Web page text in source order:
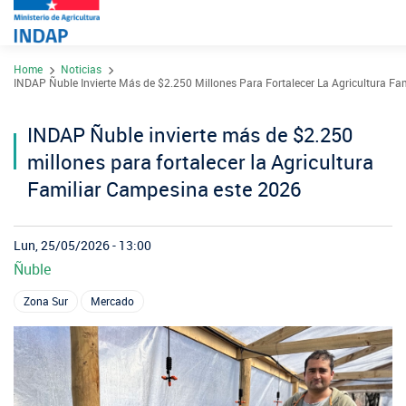
Contacto
Ley del Lobby
Sistema de Integridad
Sobre INDAP
¿Qué es INDAP?
Sea usuario INDAP
Gestión y Presupuesto
Nuestros Programas
Programa Desarrollo Territorial Indígena
Programa de Asociatividad Económica
Acciones INDAP
Red Tiendas Mundo Rural
Sitios Regionales
Arica y Parinacota
Valparaíso
Sala de Prensa
Home
Noticias
INDAP Ñuble Invierte Más de $2.250 Millones Para Fortalecer La Agricultura
INDAP Ñuble invierte más de $2.250
millones para fortalecer la Agricultura
Familiar Campesina este 2026
Lun, 25/05/2026 - 13:00
Ñuble
Zona Sur Mercado